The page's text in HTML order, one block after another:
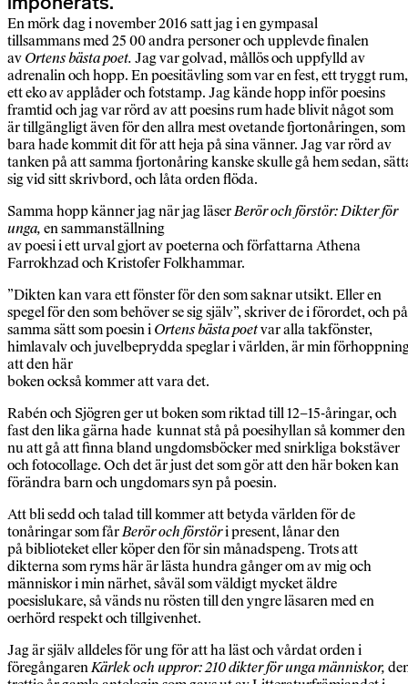
En mörk dag i november 2016 satt jag i en gympasal
tillsammans med 25 00 andra personer och upplevde finalen
av Ortens bästa poet. Jag var golvad, mållös och uppfylld av
adrenalin och hopp. En poesitävling som var en fest, ett tryggt rum,
ett eko av applåder och fotstamp. Jag kände hopp inför poesins
framtid och jag var rörd av att poesins rum hade blivit något som
är tillgängligt även för den allra mest ovetande fjortonåringen, som
bara hade kommit dit för att heja på sina vänner. Jag var rörd av
tanken på att samma fjortonåring kanske skulle gå hem sedan,
sig vid sitt skrivbord, och låta orden flöda.
Samma hopp känner jag när jag läserBerör och förstör: Dikterför
unga, en sammanställning
av poesi i ett urval gjort av poeterna och författarna Athena
Farrokhzad och Kristofer Folkhammar.
”Dikten kan vara ett fönster för den som saknar utsikt. Eller en
spegel för den som behöver se sig själv”, skriver de i förordet, och på
samma sätt som poesin i Ortens bästa poetvar alla takfönster,
himlavalv och juvelbeprydda speglar i världen, är min
att den här
boken också kommer att vara det.
Rabén och Sjögren ger ut boken som riktad till 12–15-åringar, och
fast den lika gärna hade kunnat stå på poesihyllan så kommer den
nu att gå att finna bland ungdomsböcker med snirkliga bokstäver
och fotocollage. Och det är just det som gör att den här boken kan
förändra barn och ungdomars syn på poesin.
Att bli sedd och talad till kommer att betyda världen för de
tonåringar som fårBerör och förstöri present, lånar den
på biblioteket eller köper den för sin månadspeng. Trots att
dikterna som ryms här är lästa hundra gånger om av mig och
människor i min närhet, såväl som väldigt mycket äldre
poesislukare, så vänds nu rösten till den yngre läsaren med en
oerhörd respekt och tillgivenhet.
Jag är själv alldeles för ung för att ha läst och vårdat orden i
föregångarenKärlek och uppror: 210 dikter för unga människor,